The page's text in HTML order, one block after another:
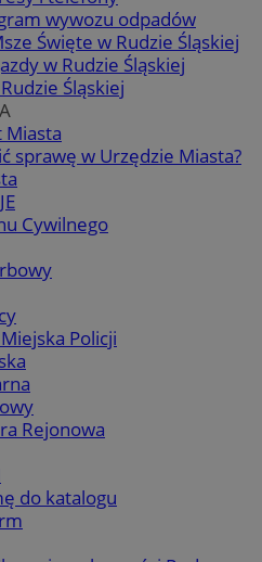
wywozu odpadów
Święte w Rudzie Śląskiej
w Rudzie Śląskiej
Śląskiej
Miasta
sprawę w Urzędzie Miasta?
Cywilnego
Policji
Rejonowa
do katalogu